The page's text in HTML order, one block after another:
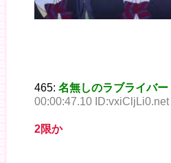
465: 名無しのラブライバー
00:00:47.10 ID:vxiCljLi0.net
2限か